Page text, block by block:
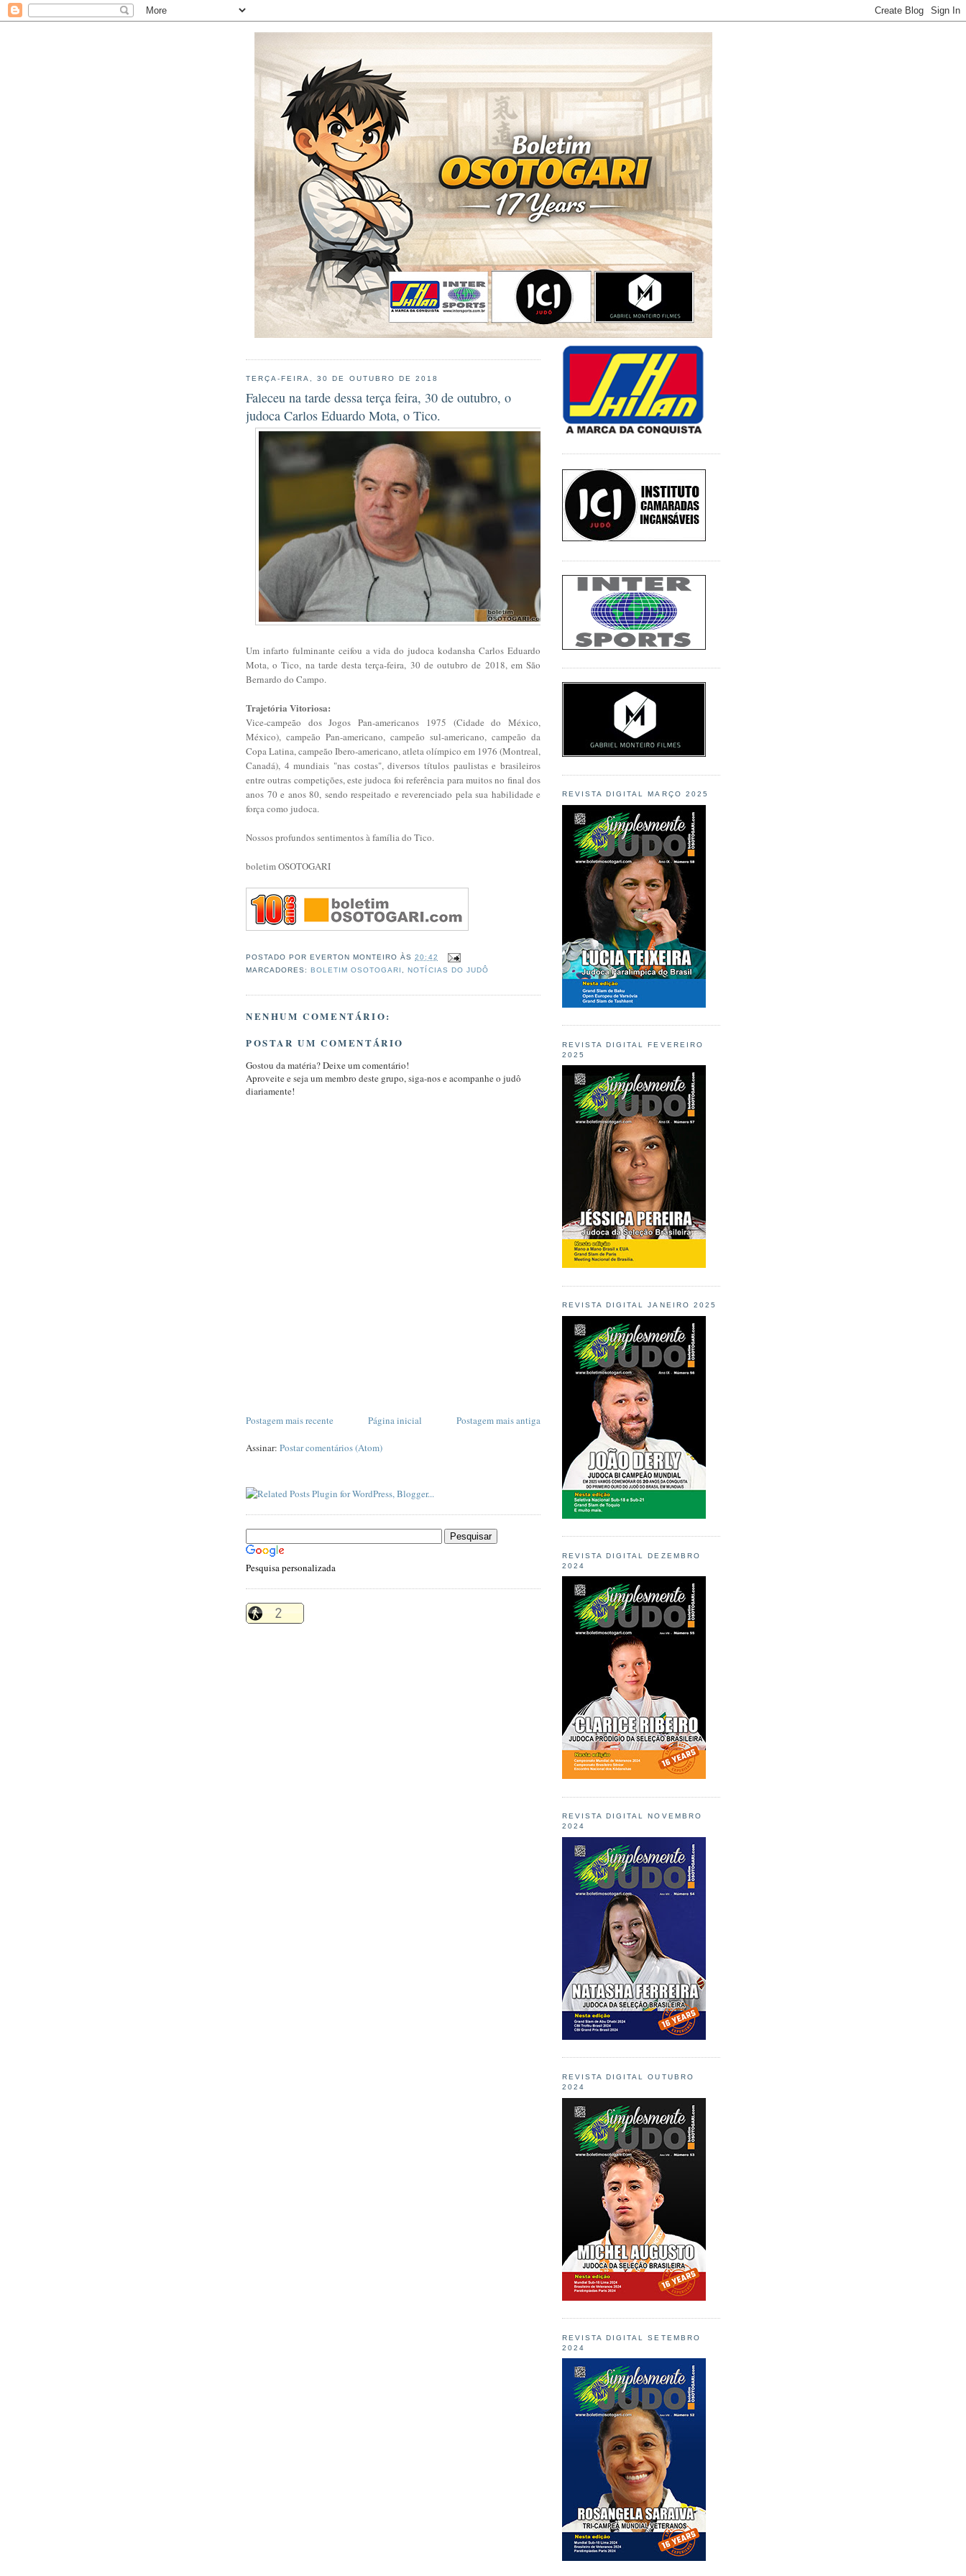
TERÇA-FEIRA, 30 DE OUTUBRO DE 2018
Faleceu na tarde dessa terça feira, 30 de outubro, o
judoca Carlos Eduardo Mota, o Tico.
Um infarto fulminante ceifou a vida do judoca kodansha Carlos Eduardo
Mota, o Tico, na tarde desta terça-feira, 30 de outubro de 2018, em São
Bernardo do Campo.
Trajetória Vitoriosa:
Vice-campeão dos Jogos Pan-americanos 1975 (Cidade do México,
México), campeão Pan-americano, campeão sul-americano, campeão da
Copa Latina, campeão Ibero-americano, atleta olímpico em 1976 (Montreal,
Canadá), 4 mundiais "nas costas", diversos títulos paulistas e brasileiros
entre outras competições, este judoca foi referência para muitos no final dos
anos 70 e anos 80, sendo respeitado e reverenciado pela sua habilidade e
força como judoca.
Nossos profundos sentimentos à família do Tico.
boletim OSOTOGARI
POSTADO POR EVERTON MONTEIRO ÀS20:42
MARCADORES:BOLETIM OSOTOGARI ,NOTÍCIAS DO JUDÔ
NENHUM COMENTÁRIO:
POSTAR UM COMENTÁRIO
Gostou da matéria? Deixe um comentário!
Aproveite e seja um membro deste grupo, siga-nos e acompanhe o judô
diariamente!
Postagem mais recente Postagem mais antiga
Página inicial
Assinar: Postar comentários (Atom)
Pesquisa personalizada
REVISTA DIGITAL MARÇO 2025
REVISTA DIGITAL FEVEREIRO
2025
REVISTA DIGITAL JANEIRO 2025
REVISTA DIGITAL DEZEMBRO
2024
REVISTA DIGITAL NOVEMBRO
2024
REVISTA DIGITAL OUTUBRO
2024
REVISTA DIGITAL SETEMBRO
2024